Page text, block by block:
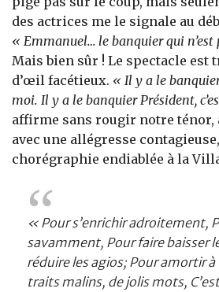
des actrices me le signale au
« Emmanuel… le banquier qui n’est
Mais bien sûr ! Le spectacle est
d’œil facétieux. « Il y a le
moi. Il y a le banquier Président,
affirme sans rougir notre ténor,
avec une allégresse
chorégraphie endiablée à la
« Pour s’enrichir adroitement,
savamment, Pour faire baisser
réduire les agios; Pour amortir
traits malins, de jolis mots,